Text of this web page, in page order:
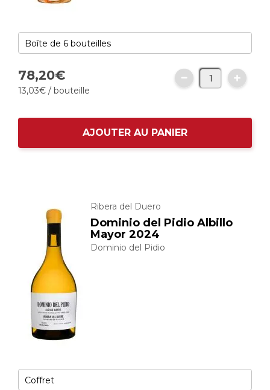
78,20€
13,03€ / bouteille
AJOUTER AU PANIER
Ribera del Duero
Dominio del Pidio Albillo
Mayor 2024
Dominio del Pidio